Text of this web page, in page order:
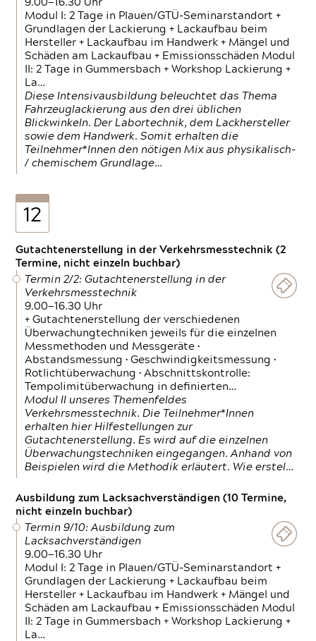
9.00—16.30 Uhr
Modul I: 2 Tage in Plauen/GTÜ-Seminarstandort +
Grundlagen der Lackierung + Lackaufbau beim
Hersteller + Lackaufbau im Handwerk + Mängel und
Schäden am Lackaufbau + Emissionsschäden Modul
II: 2 Tage in Gummersbach + Workshop Lackierung +
La…
Diese Intensivausbildung beleuchtet das Thema
Fahrzeuglackierung aus den drei üblichen
Blickwinkeln. Der Labortechnik, dem Lackhersteller
sowie dem Handwerk. Somit erhalten die
Teilnehmer*Innen den nötigen Mix aus physikalisch-
/ chemischem Grundlage…
12
Gutachtenerstellung in der Verkehrsmesstechnik (2
Termine, nicht einzeln buchbar)
Termin 2/2: Gutachtenerstellung in der
Verkehrsmesstechnik
9.00—16.30 Uhr
+ Gutachtenerstellung der verschiedenen
Überwachungtechniken jeweils für die einzelnen
Messmethoden und Messgeräte •
Abstandsmessung • Geschwindigkeitsmessung •
Rotlichtüberwachung • Abschnittskontrolle:
Tempolimitüberwachung in definierten…
Modul II unseres Themenfeldes
Verkehrsmesstechnik. Die Teilnehmer*Innen
erhalten hier Hilfestellungen zur
Gutachtenerstellung. Es wird auf die einzelnen
Überwachungstechniken eingegangen. Anhand von
Beispielen wird die Methodik erläutert. Wie erstel…
Ausbildung zum Lacksachverständigen (10 Termine,
nicht einzeln buchbar)
Termin 9/10: Ausbildung zum
Lacksachverständigen
9.00—16.30 Uhr
Modul I: 2 Tage in Plauen/GTÜ-Seminarstandort +
Grundlagen der Lackierung + Lackaufbau beim
Hersteller + Lackaufbau im Handwerk + Mängel und
Schäden am Lackaufbau + Emissionsschäden Modul
II: 2 Tage in Gummersbach + Workshop Lackierung +
La…